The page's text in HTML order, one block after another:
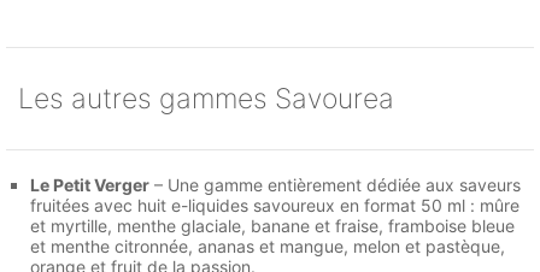
Les autres gammes Savourea
Le Petit Verger – Une gamme entièrement dédiée aux saveurs
fruitées avec huit e-liquides savoureux en format 50 ml : mûre
et myrtille, menthe glaciale, banane et fraise, framboise bleue
et menthe citronnée, ananas et mangue, melon et pastèque,
orange et fruit de la passion.